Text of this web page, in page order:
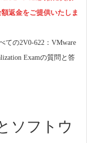
返金をご提供いたしま
ての2V0-622：VMware
Examの質問と答
ソフトウ